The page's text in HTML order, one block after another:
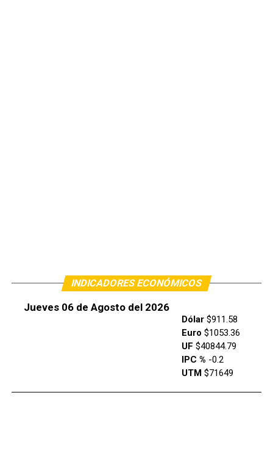
INDICADORES ECONÓMICOS
Jueves 06 de Agosto del 2026
Dólar$911.58
Euro $1053.36
UF $40844.79
IPC % -0.2
UTM $71649